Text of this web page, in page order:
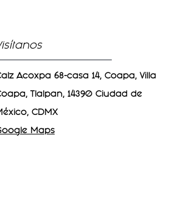
Acoxpa 68-casa 14, Coapa, Villa
Tlalpan, 14390 Ciudad de
CDMX
Maps